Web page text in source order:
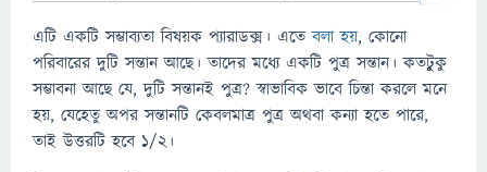
এটি একটি সম্ভাব্যতা বিষয়ক প্যারাডক্স। এতেবলা হয়, কোনো
পরিবারের দুটি সন্তান আছে। তাদের মধ্যে একটি পুত্র সন্তান। কতটুুকু
সম্ভাবনা আছে যে, দুটি সন্তানই পুত্র? স্বাভাবিক ভাবে চিন্তা করলে মনে
হয়, যেহেতু অপর সন্তানটি কেবলমাত্র পুত্র অথবা কন্যা হতে পারে,
তাই উত্তরটি হবে ১/২।